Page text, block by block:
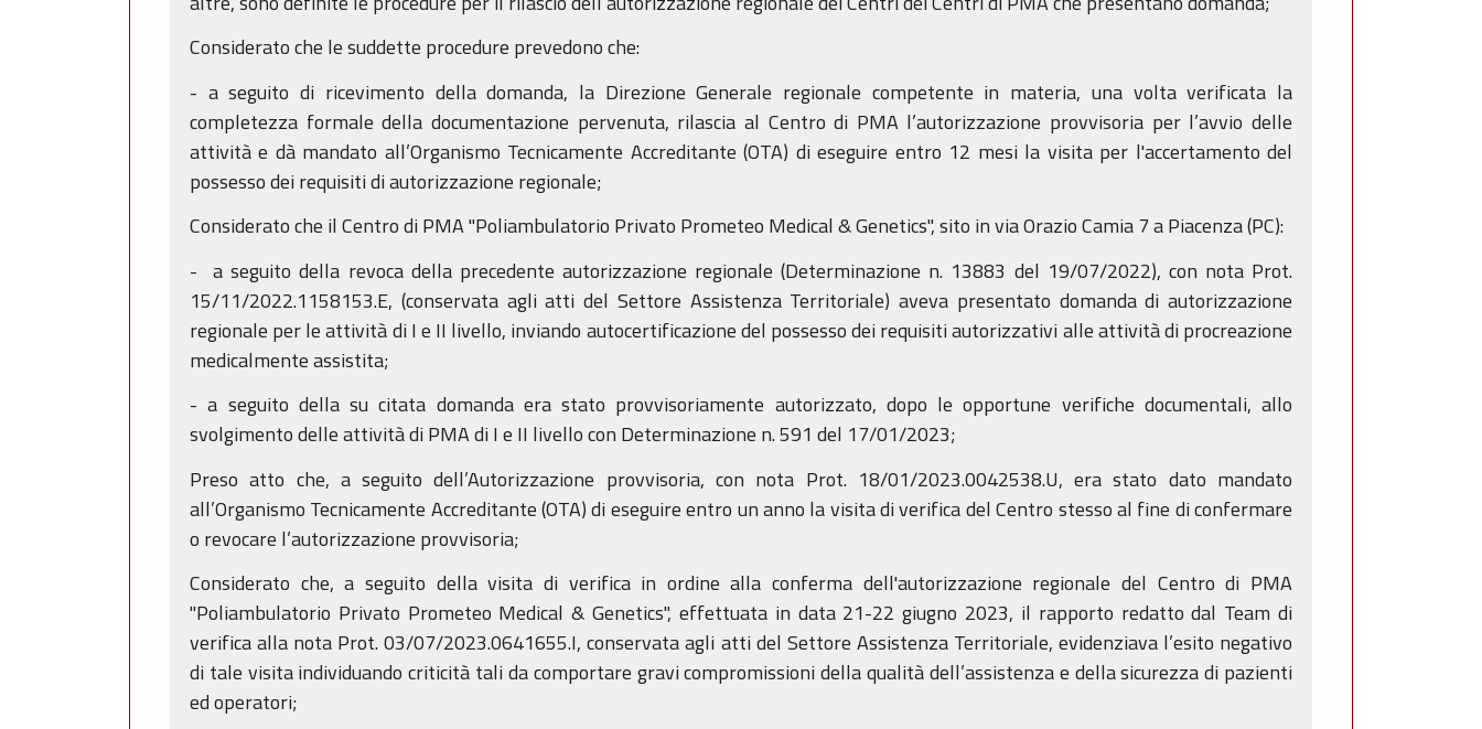
Considerato che le suddette procedure prevedono che:
- a seguito di ricevimento della domanda, la Direzione Generale regionale competente in materia, una volta verificata la
completezza formale della documentazione pervenuta, rilascia al Centro di PMA l’autorizzazione provvisoria per l’avvio delle
attività e dà mandato all’Organismo Tecnicamente Accreditante (OTA) di eseguire entro 12 mesi la visita per l'accertamento del
possesso dei requisiti di autorizzazione regionale;
Considerato che il Centro di PMA "Poliambulatorio Privato Prometeo Medical & Genetics", sito in via Orazio Camia 7 a Piacenza (PC):
- a seguito della revoca della precedente autorizzazione regionale (Determinazione n. 13883 del 19/07/2022), con nota Prot.
15/11/2022.1158153.E, (conservata agli atti del Settore Assistenza Territoriale) aveva presentato domanda di autorizzazione
regionale per le attività di I e II livello, inviando autocertificazione del possesso dei requisiti autorizzativi alle attività di procreazione
medicalmente assistita;
- a seguito della su citata domanda era stato provvisoriamente autorizzato, dopo le opportune verifiche documentali, allo
svolgimento delle attività di PMA di I e II livello con Determinazione n. 591 del 17/01/2023;
Preso atto che, a seguito dell’Autorizzazione provvisoria, con nota Prot. 18/01/2023.0042538.U, era stato dato mandato
all’Organismo Tecnicamente Accreditante (OTA) di eseguire entro un anno la visita di verifica del Centro stesso al fine di confermare
o revocare l’autorizzazione provvisoria;
Considerato che, a seguito della visita di verifica in ordine alla conferma dell'autorizzazione regionale del Centro di PMA
"Poliambulatorio Privato Prometeo Medical & Genetics", effettuata in data 21-22 giugno 2023, il rapporto redatto dal Team di
verifica alla nota Prot. 03/07/2023.0641655.I, conservata agli atti del Settore Assistenza Territoriale, evidenziava l’esito negativo
di tale visita individuando criticità tali da comportare gravi compromissioni della qualità dell’assistenza e della sicurezza di pazienti
ed operatori;